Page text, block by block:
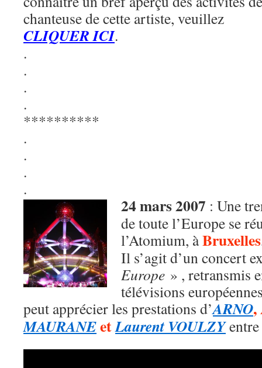
chanteuse de cette artiste, veuillez
CLIQUER ICI.
.
.
.
.
**********
.
.
.
.
24 mars 2007 : Une
de toute l’Europe se
l’Atomium, àBruxelles
Il s’agit d’un concert
Europe » , retransmis
télévisions
peut apprécier les prestations d’ARNO,
MAURANEetLaurent VOULZYentre